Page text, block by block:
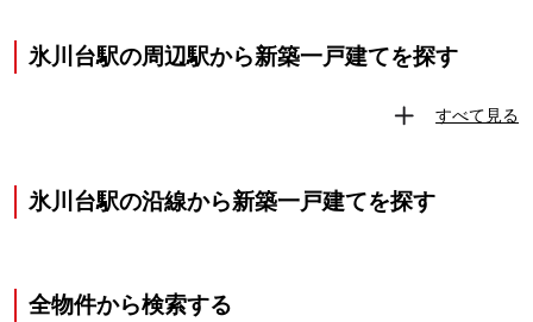
氷川台駅の周辺駅から新築一戸建てを探す
すべて見る
氷川台駅の沿線から新築一戸建てを探す
全物件から検索する